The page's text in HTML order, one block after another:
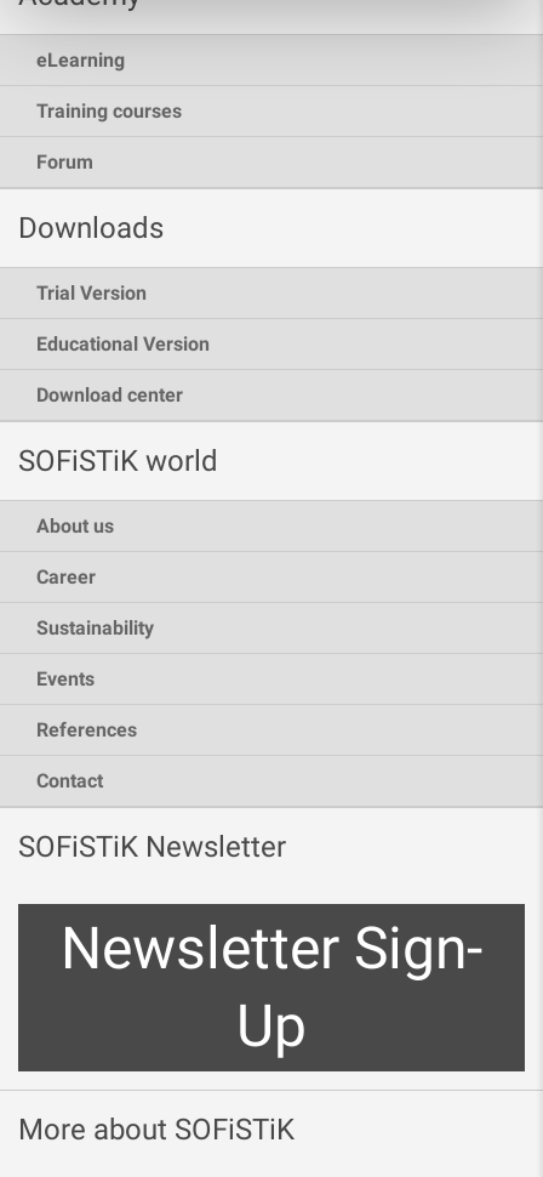
eLearning
Training courses
Forum
Downloads
Trial Version
Educational Version
Download center
SOFiSTiK world
About us
Career
Sustainability
Events
References
Contact
SOFiSTiK Newsletter
Newsletter Sign-
Up
More about SOFiSTiK